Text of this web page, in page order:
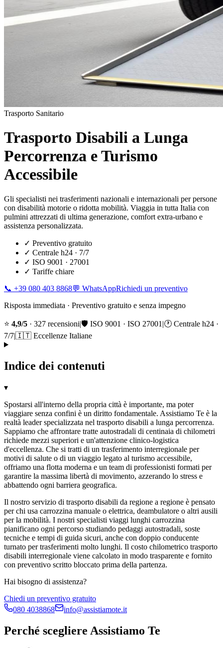
Trasporto Sanitario
Trasporto Disabili a Lunga
Percorrenza e Turismo
Accessibile
Gli specialisti nei trasferimenti nazionali e internazionali per persone
con disabilità motorie o ridotta mobilità. Viaggia in tutta Italia con
pulmini attrezzati di ultima generazione, comfort extra-urbano e
assistenza personalizzata.
✓ Preventivo gratuito
✓ Centrale h24 · 7/7
✓ ISO 9001 · 27001
✓ Tariffe chiare
📞 +39 080 403 8868💬 WhatsAppRichiedi un preventivo
Risposta immediata · Preventivo gratuito e senza impegno
⭐ 4,9/5 · 327 recensioni|🛡️ ISO 9001 · ISO 27001 |🕐 Centrale h24 ·
7/7|🇮🇹 Eccellenze Italiane
Indice dei contenuti
▾
Spostarsi all'interno della propria città è importante, ma poter
viaggiare senza confini è un diritto fondamentale. Assistiamo Te è la
realtà leader specializzata nel trasporto disabili a lunga percorrenza.
Sappiamo che affrontare tratte autostradali di centinaia di chilometri
richiede mezzi superiori e un'attenzione clinico-logistica
d'eccellenza. Che si tratti di un trasferimento interregionale per
motivi di salute o di un viaggio legato al turismo accessibile,
offriamo una flotta moderna e un team di professionisti formati per
garantire la massima libertà di movimento, azzerando lo stress e
abbattendo ogni barriera geografica.
Il nostro servizio di trasporto disabili da regione a regione è pensato
per chi usa carrozzina manuale o elettrica, deambulatore o altri ausili
per la mobilità. I nostri specialisti viaggi lunghi carrozzina
pianificano ogni percorso studiando pedaggi autostradali, soste
tecniche e tempi di guida sicuri, anche con doppio conducente
turnato per trasferimenti molto lunghi. Il costo chilometrico trasporto
disabili interregionale viene calcolato in modo trasparente e fornito
con preventivo scritto bloccato prima della partenza.
Hai bisogno di assistenza?
Chiedi un preventivo gratuito
080 4038868
info@assistiamote.it
Perché scegliere Assistiamo Te